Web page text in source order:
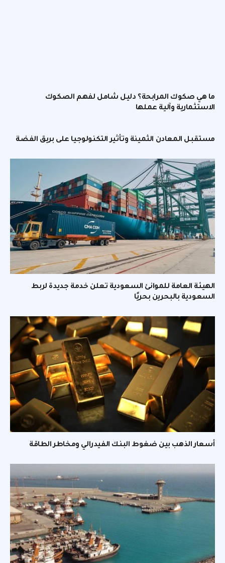
ما هي صكوك المرابحة؟ دليل شامل لفهم الصكوك
الاستثمارية وآلية عملها
مستقبل المعادن الثمينة وتأثير التكنولوجيا على بريق الفضة
الهيئة العامة للموانئ السعودية تعلن خدمة جديدة لربط
السعودية بالبحرين بحريًا
أسعار الذهب بين ضغوط البنك الفيدرالي ومخاطر الطاقة